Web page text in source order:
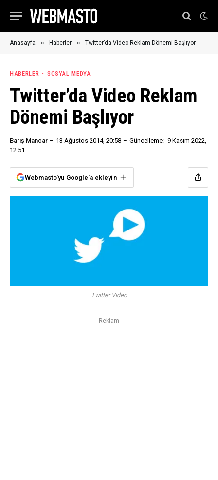
Anasayfa » Haberler » Twitter’da Video Reklam Dönemi Başlıyor
HABERLER SOSYAL MEDYA
Twitter’da Video Reklam
Dönemi Başlıyor
Barış Mancar 13 Ağustos 2014, 20:58 Güncelleme: 9 Kasım 2022,
12:51
Webmasto'yu Google'a ekleyin
Twitter Video
Reklam